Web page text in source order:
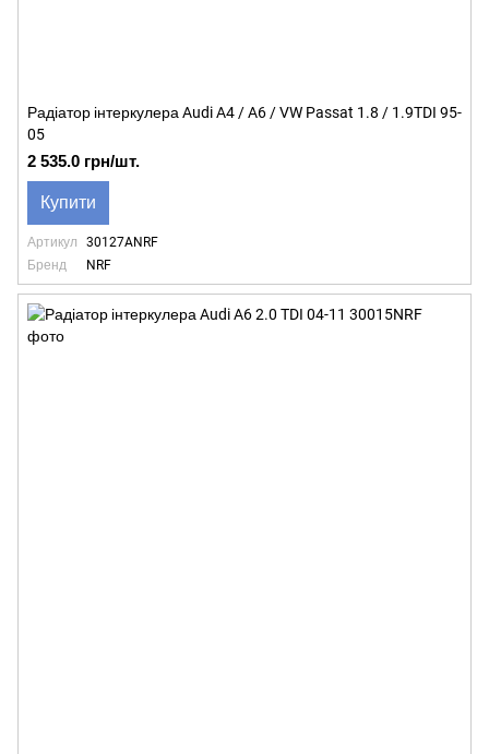
Радіатор інтеркулера Audi A4 / A6 / VW Passat 1.8 / 1.9TDI 95-
05
2 535.0 грн/шт.
Купити
Артикул
30127ANRF
Бренд
NRF